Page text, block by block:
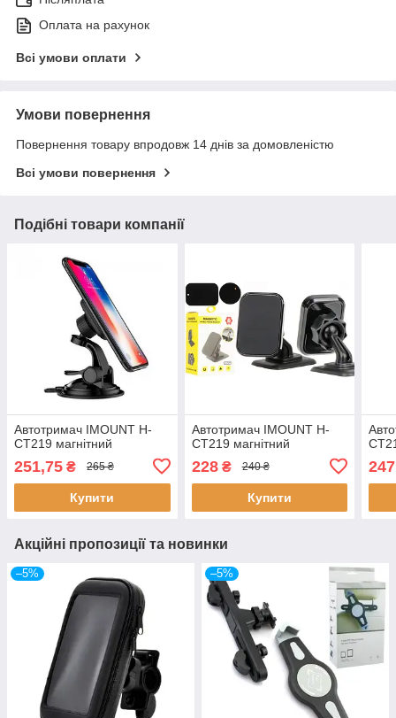
Оплата на рахунок
Всі умови оплати
Умови повернення
Повернення товару впродовж 14 днів за домовленістю
Всі умови повернення
Подібні товари компанії
Автотримач IMOUNT H-
CT219 магнітний
251,75 ₴ 265 ₴
Купити
Автотримач IMOUNT H-
CT219 магнітний
228₴ 240 ₴
Купити
247
Акційні пропозиції та новинки
–5% –5%